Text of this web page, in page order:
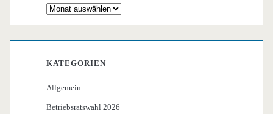
Archiv
KATEGORIEN
Allgemein
Betriebsratswahl 2026